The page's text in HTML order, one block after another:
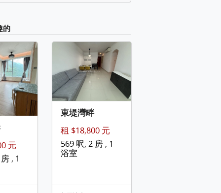
的
元
, 1
東堤灣畔
租 $18,800 元
569 呎, 2 房 , 1
浴室